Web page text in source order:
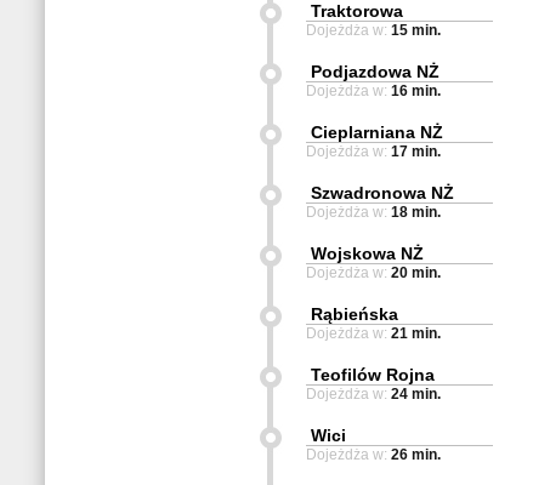
Traktorowa
Dojeżdża w: 15 min.
Podjazdowa NŻ
Dojeżdża w: 16 min.
Cieplarniana NŻ
Dojeżdża w: 17 min.
Szwadronowa NŻ
Dojeżdża w: 18 min.
Wojskowa NŻ
Dojeżdża w: 20 min.
Rąbieńska
Dojeżdża w: 21 min.
Teofilów Rojna
Dojeżdża w: 24 min.
Wici
Dojeżdża w: 26 min.